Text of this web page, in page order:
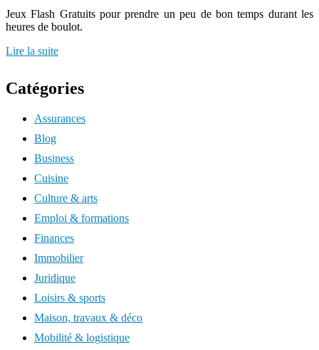
Jeux Flash Gratuits pour prendre un peu de bon temps durant les
heures de boulot.
Lire la suite
Catégories
Assurances
Blog
Business
Cuisine
Culture & arts
Emploi & formations
Finances
Immobilier
Juridique
Loisirs & sports
Maison, travaux & déco
Mobilité & logistique